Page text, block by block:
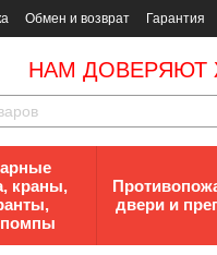
Обмен и возврат Гарантия
НАМ ДОВЕРЯЮТ
краны,
двери и